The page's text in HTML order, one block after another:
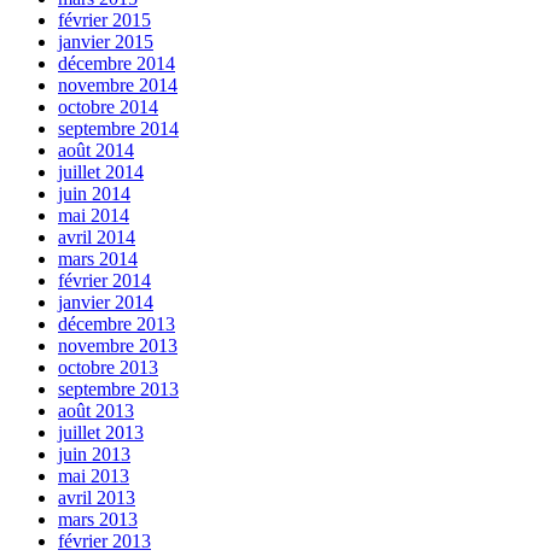
février 2015
janvier 2015
décembre 2014
novembre 2014
octobre 2014
septembre 2014
août 2014
juillet 2014
juin 2014
mai 2014
avril 2014
mars 2014
février 2014
janvier 2014
décembre 2013
novembre 2013
octobre 2013
septembre 2013
août 2013
juillet 2013
juin 2013
mai 2013
avril 2013
mars 2013
février 2013